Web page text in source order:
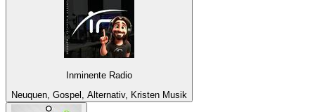
Inminente Radio
Neuquen, Gospel, Alternativ, Kristen Musik